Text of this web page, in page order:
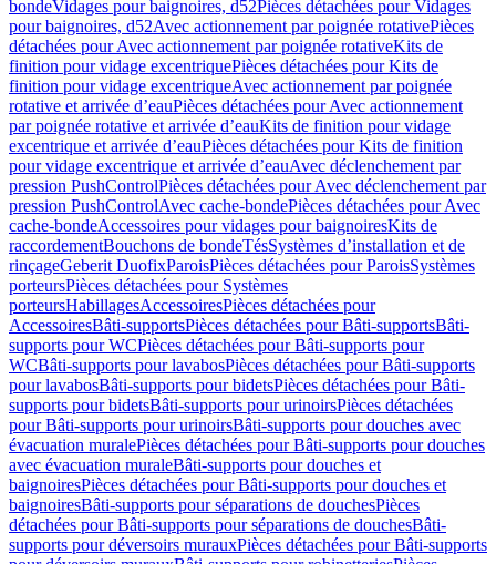
bondeVidages pour baignoires, d52Pièces détachées pour Vidages
pour baignoires, d52Avec actionnement par poignée rotativePièces
détachées pour Avec actionnement par poignée rotativeKits de
finition pour vidage excentriquePièces détachées pour Kits de
finition pour vidage excentriqueAvec actionnement par poignée
rotative et arrivée d’eauPièces détachées pour Avec actionnement
par poignée rotative et arrivée d’eauKits de finition pour vidage
excentrique et arrivée d’eauPièces détachées pour Kits de finition
pour vidage excentrique et arrivée d’eauAvec déclenchement par
pression PushControlPièces détachées pour Avec déclenchement par
pression PushControlAvec cache-bondePièces détachées pour Avec
cache-bondeAccessoires pour vidages pour baignoiresKits de
raccordementBouchons de bondeTésSystèmes d’installation et de
rinçageGeberit DuofixParoisPièces détachées pour ParoisSystèmes
porteursPièces détachées pour Systèmes
porteursHabillagesAccessoiresPièces détachées pour
AccessoiresBâti-supportsPièces détachées pour Bâti-supportsBâti-
supports pour WCPièces détachées pour Bâti-supports pour
WCBâti-supports pour lavabosPièces détachées pour Bâti-supports
pour lavabosBâti-supports pour bidetsPièces détachées pour Bâti-
supports pour bidetsBâti-supports pour urinoirsPièces détachées
pour Bâti-supports pour urinoirsBâti-supports pour douches avec
évacuation muralePièces détachées pour Bâti-supports pour douches
avec évacuation muraleBâti-supports pour douches et
baignoiresPièces détachées pour Bâti-supports pour douches et
baignoiresBâti-supports pour séparations de douchesPièces
détachées pour Bâti-supports pour séparations de douchesBâti-
supports pour déversoirs murauxPièces détachées pour Bâti-supports